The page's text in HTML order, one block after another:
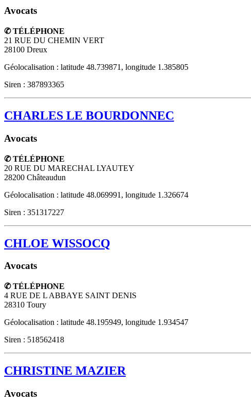
Avocats
✆ TÉLÉPHONE
21 RUE DU CHEMIN VERT
28100 Dreux
Géolocalisation : latitude 48.739871, longitude 1.385805
Siren : 387893365
CHARLES LE BOURDONNEC
Avocats
✆ TÉLÉPHONE
20 RUE DU MARECHAL LYAUTEY
28200 Châteaudun
Géolocalisation : latitude 48.069991, longitude 1.326674
Siren : 351317227
CHLOE WISSOCQ
Avocats
✆ TÉLÉPHONE
4 RUE DE L ABBAYE SAINT DENIS
28310 Toury
Géolocalisation : latitude 48.195949, longitude 1.934547
Siren : 518562418
CHRISTINE MAZIER
Avocats